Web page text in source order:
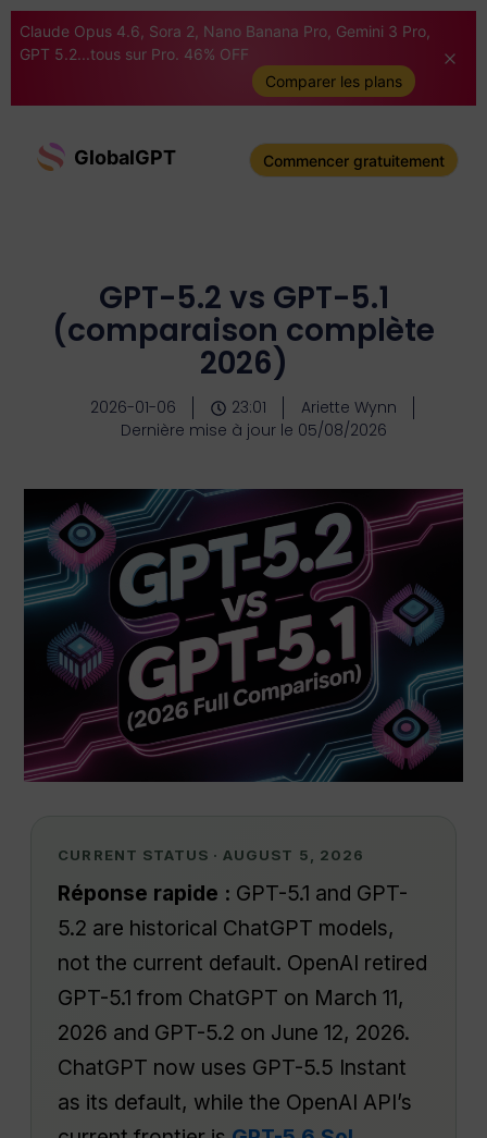
Claude Opus 4.6, Sora 2, Nano Banana Pro, Gemini 3 Pro,
GPT 5.2...tous sur Pro. 46% OFF
Comparer les plans
GlobalGPT Commencer gratuitement
GPT-5.2 vs GPT-5.1
(comparaison complète
2026)
2026-01-06 23:01
Ariette Wynn
Dernière mise à jour le 05/08/2026
CURRENT STATUS · AUGUST 5, 2026
Réponse rapide : GPT-5.1 and GPT-
5.2 are historical ChatGPT models,
not the current default. OpenAI retired
GPT-5.1 from ChatGPT on March 11,
2026 and GPT-5.2 on June 12, 2026.
ChatGPT now uses GPT-5.5 Instant
as its default, while the OpenAI API’s